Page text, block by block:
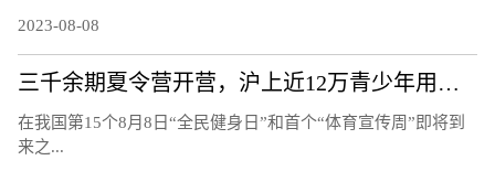
2023-08-08
三千余期夏令营开营，沪上近12万青少年用运动欢度暑假
在我国第15个8月8日“全民健身日”和首个“体育宣传周”即将到
来之...